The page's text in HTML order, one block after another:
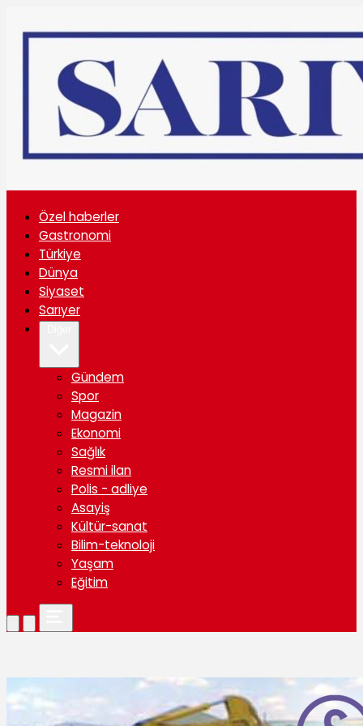
Özel haberler
Gastronomi
Türkiye
Dünya
Siyaset
Sarıyer
Gündem
Spor
Magazin
Ekonomi
Sağlık
Resmi ilan
Polis - adliye
Asayiş
Kültür-sanat
Bilim-teknoloji
Yaşam
Eğitim